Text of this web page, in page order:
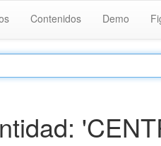
Contenidos Demo